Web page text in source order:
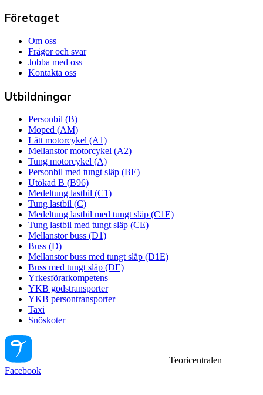
Företaget
Om oss
Frågor och svar
Jobba med oss
Kontakta oss
Utbildningar
Personbil (B)
Moped (AM)
Lätt motorcykel (A1)
Mellanstor motorcykel (A2)
Tung motorcykel (A)
Personbil med tungt släp (BE)
Utökad B (B96)
Medeltung lastbil (C1)
Tung lastbil (C)
Medeltung lastbil med tungt släp (C1E)
Tung lastbil med tungt släp (CE)
Mellanstor buss (D1)
Buss (D)
Mellanstor buss med tungt släp (D1E)
Buss med tungt släp (DE)
Yrkesförarkompetens
YKB godstransporter
YKB persontransporter
Taxi
Snöskoter
Teoricentralen
Facebook